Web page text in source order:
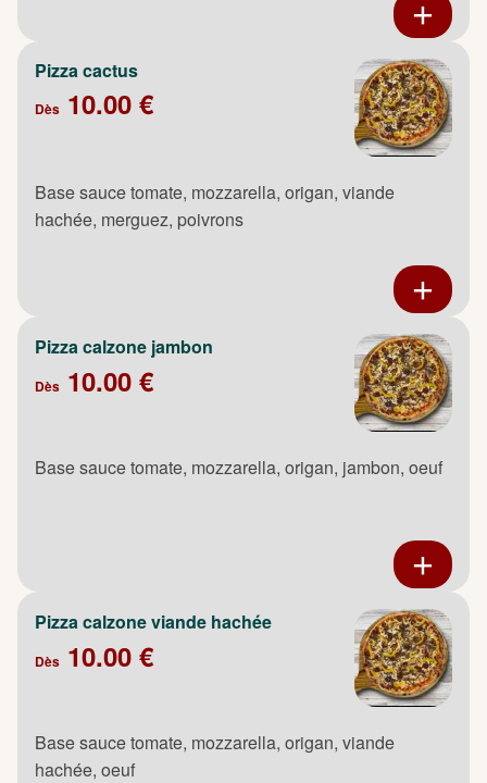
Pizza cactus
Dès 10.00 €
Base sauce tomate, mozzarella, origan, viande
hachée, merguez, poivrons
Pizza calzone jambon
Dès 10.00 €
Base sauce tomate, mozzarella, origan, jambon, oeuf
Pizza calzone viande hachée
Dès 10.00 €
Base sauce tomate, mozzarella, origan, viande
hachée, oeuf